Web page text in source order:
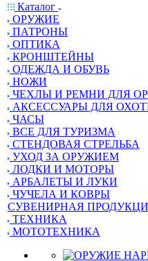
Каталог
ОРУЖИЕ
ПАТРОНЫ
ОПТИКА
КРОНШТЕЙНЫ
ОДЕЖДА И ОБУВЬ
НОЖИ
ЧЕХЛЫ И РЕМНИ ДЛЯ
АКСЕССУАРЫ ДЛЯ
ЧАСЫ
ВСЕ ДЛЯ ТУРИЗМА
СТЕНДОВАЯ СТРЕЛЬБА
УХОД ЗА ОРУЖИЕМ
ЛОДКИ И МОТОРЫ
АРБАЛЕТЫ И ЛУКИ
ЧУЧЕЛА И КОВРЫ
СУВЕНИРНАЯ
ТЕХНИКА
МОТОТЕХНИКА